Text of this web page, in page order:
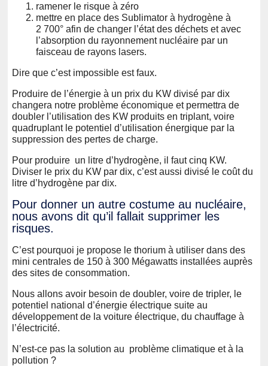
ramener le risque à zéro
mettre en place des Sublimator à hydrogène à
2 700° afin de changer l’état des déchets et avec
l’absorption du rayonnement nucléaire par un
faisceau de rayons lasers.
Dire que c’est impossible est faux.
Produire de l’énergie à un prix du KW divisé par dix
changera notre problème économique et permettra de
doubler l’utilisation des KW produits en triplant, voire
quadruplant le potentiel d’utilisation énergique par la
suppression des pertes de charge.
Pour produire un litre d’hydrogène, il faut cinq KW.
Diviser le prix du KW par dix, c’est aussi divisé le coût du
litre d’hydrogène par dix.
Pour donner un autre costume au nucléaire,
nous avons dit qu’il fallait supprimer les
risques.
C’est pourquoi je propose le thorium à utiliser dans des
mini centrales de 150 à 300 Mégawatts installées auprès
des sites de consommation.
Nous allons avoir besoin de doubler, voire de tripler, le
potentiel national d’énergie électrique suite au
développement de la voiture électrique, du chauffage à
l’électricité.
N’est-ce pas la solution au problème climatique et à la
pollution ?